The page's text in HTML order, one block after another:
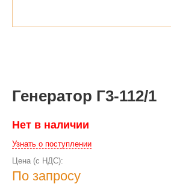
Генератор Г3-112/1
Нет в наличии
Узнать о поступлении
Цена (с НДС):
По запросу